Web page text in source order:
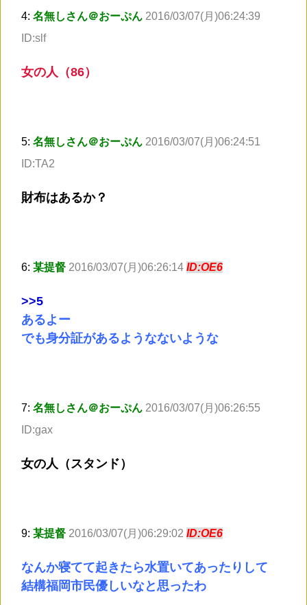
4: 名無しさん＠おーぷん 2016/03/07(月)06:24:39
ID:slf
女の人（86）
5: 名無しさん＠おーぷん 2016/03/07(月)06:24:51
ID:TA2
財布はあるか？
6: 某提督 2016/03/07(月)06:26:14 ID:OE6
>>5
あるよー
でも身分証があるようなないような
7: 名無しさん＠おーぷん 2016/03/07(月)06:26:55
ID:gax
女の人（スタンド）
9: 某提督 2016/03/07(月)06:29:02 ID:OE6
なんか寝てて起きたら水置いてあったりして
結構福岡市民優しいなと思ったわ